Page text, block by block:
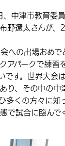
中津市教育委
野遼太さんが
への出場おめで
アパークで練習
です。世界大会
り、その中の
多くの方々に知
で試合に臨ん